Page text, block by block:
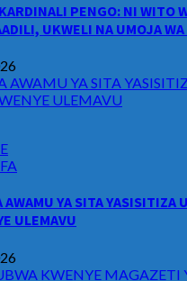
PENGO: NI WITO
UKWELI NA UMOJA
AWAMU YA SITA
ULEMAVU
AWAMU YA SITA YASISITIZA
ULEMAVU
KWENYE MAGAZETI